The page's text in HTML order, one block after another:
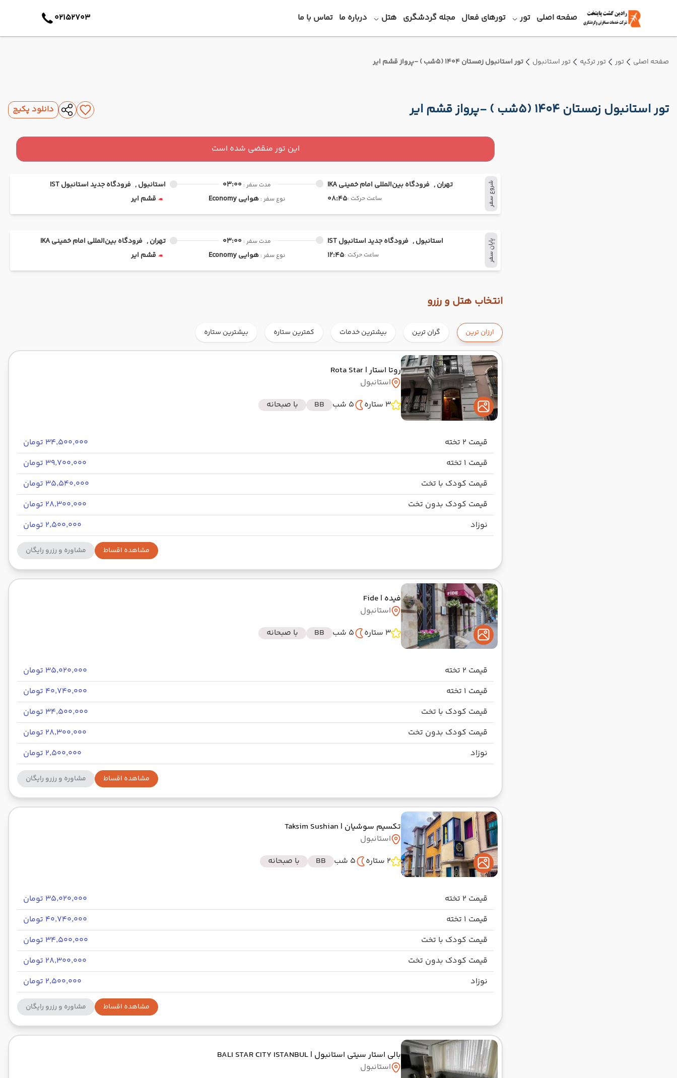
صفحه اصلی تور تورهای فعال مجله گردشگری هتل درباره ما تماس با ما 02152703
صفحه اصلی تور تور ترکیه تور استانبول تور استانبول زمستان 1404 (5شب ) -پرواز قشم ایر
تور استانبول زمستان 1404 (5شب ) -پرواز قشم ایر دانلود پکیج
این تور منقضی شده است
شروع سفر تهران , فرودگاه بین‌المللی امام خمینی IKA
ساعت حرکت :08:45
مدت سفر : 03:00
نوع سفر :هواییEconomy
استانبول , فرودگاه جدید استانبول IST
قشم ایر
پایان سفر استانبول , فرودگاه جدید استانبول IST
ساعت حرکت :12:45
مدت سفر : 03:00
نوع سفر :هواییEconomy
تهران , فرودگاه بین‌المللی امام خمینی IKA
قشم ایر
انتخاب هتل و رزرو
ارزان ترین گران ترین بیشترین خدمات کمترین ستاره بیشترین ستاره
روتا استار| Rota Star
استانبول
3 ستاره
5 شب BB با صبحانه
قیمت 2 تخته
۳۴٬۵۰۰٬۰۰۰ تومان
قیمت 1 تخته
۳۹٬۷۰۰٬۰۰۰ تومان
قیمت کودک با تخت
۳۵٬۵۴۰٬۰۰۰ تومان
قیمت کودک بدون تخت
۲۸٬۳۰۰٬۰۰۰ تومان
نوزاد
۲٬۵۰۰٬۰۰۰ تومان
مشاهده اقساط مشاوره و رزرو رایگان
فیده | Fide
استانبول
3 ستاره
5 شب BB با صبحانه
قیمت 2 تخته
۳۵٬۰۲۰٬۰۰۰ تومان
قیمت 1 تخته
۴۰٬۷۴۰٬۰۰۰ تومان
قیمت کودک با تخت
۳۴٬۵۰۰٬۰۰۰ تومان
قیمت کودک بدون تخت
۲۸٬۳۰۰٬۰۰۰ تومان
نوزاد
۲٬۵۰۰٬۰۰۰ تومان
مشاهده اقساط مشاوره و رزرو رایگان
تکسیم سوشیان | Taksim Sushian
استانبول
2 ستاره
5 شب BB با صبحانه
قیمت 2 تخته
۳۵٬۰۲۰٬۰۰۰ تومان
قیمت 1 تخته
۴۰٬۷۴۰٬۰۰۰ تومان
قیمت کودک با تخت
۳۴٬۵۰۰٬۰۰۰ تومان
قیمت کودک بدون تخت
۲۸٬۳۰۰٬۰۰۰ تومان
نوزاد
۲٬۵۰۰٬۰۰۰ تومان
مشاهده اقساط مشاوره و رزرو رایگان
بالی استار سیتی استانبول | BALI STAR CITY ISTANBUL
استانبول